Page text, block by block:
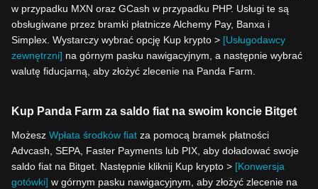
w przypadku MXN oraz GCash w przypadku PHP. Usługi te są
obsługiwane przez bramki płatnicze Alchemy Pay, Banxa i
Simplex. Wystarczy wybrać opcję Kup krypto > [Usługodawcy
zewnętrzni] na górnym pasku nawigacyjnym, a następnie wybrać
walutę fiducjarną, aby złożyć zlecenie na Panda Farm.
Kup Panda Farm za saldo fiat na swoim koncie Bitget
Możesz Wpłata środków fiat za pomocą bramek płatności
Advcash, SEPA, Faster Payments lub PIX, aby doładować swoje
saldo fiat na Bitget. Następnie kliknij Kup krypto > [Konwersja
gotówki] w górnym pasku nawigacyjnym, aby złożyć zlecenie na